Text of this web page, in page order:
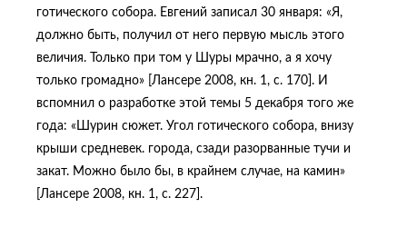
готического собора. Евгений записал 30 января: «Я,
должно быть, получил от него первую мысль этого
величия. Только при том у Шуры мрачно, а я хочу
только громадно» [Лансере 2008, кн. 1, с. 170]. И
вспомнил о разработке этой темы 5 декабря того же
года: «Шурин сюжет. Угол готического собора, внизу
крыши средневек. города, сзади разорванные тучи и
закат. Можно было бы, в крайнем случае, на камин»
[Лансере 2008, кн. 1, с. 227].